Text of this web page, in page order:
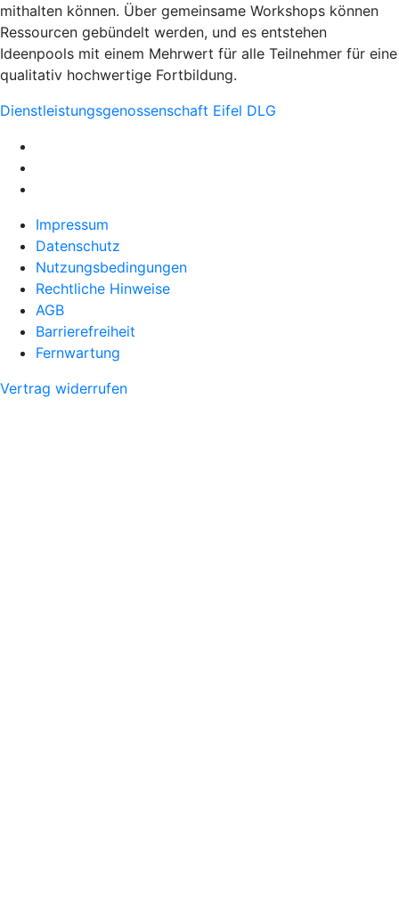
mithalten können. Über gemeinsame Workshops können
Ressourcen gebündelt werden, und es entstehen
Ideenpools mit einem Mehrwert für alle Teilnehmer für eine
qualitativ hochwertige Fortbildung.
Dienstleistungsgenossenschaft Eifel DLG
Impressum
Datenschutz
Nutzungsbedingungen
Rechtliche Hinweise
AGB
Barrierefreiheit
Fernwartung
Vertrag widerrufen